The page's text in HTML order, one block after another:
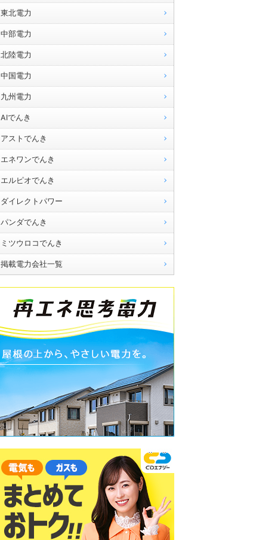
東北電力
中部電力
北陸電力
中国電力
九州電力
AIでんき
アストでんき
エネワンでんき
エルピオでんき
ダイレクトパワー
パンダでんき
ミツウロコでんき
掲載電力会社一覧